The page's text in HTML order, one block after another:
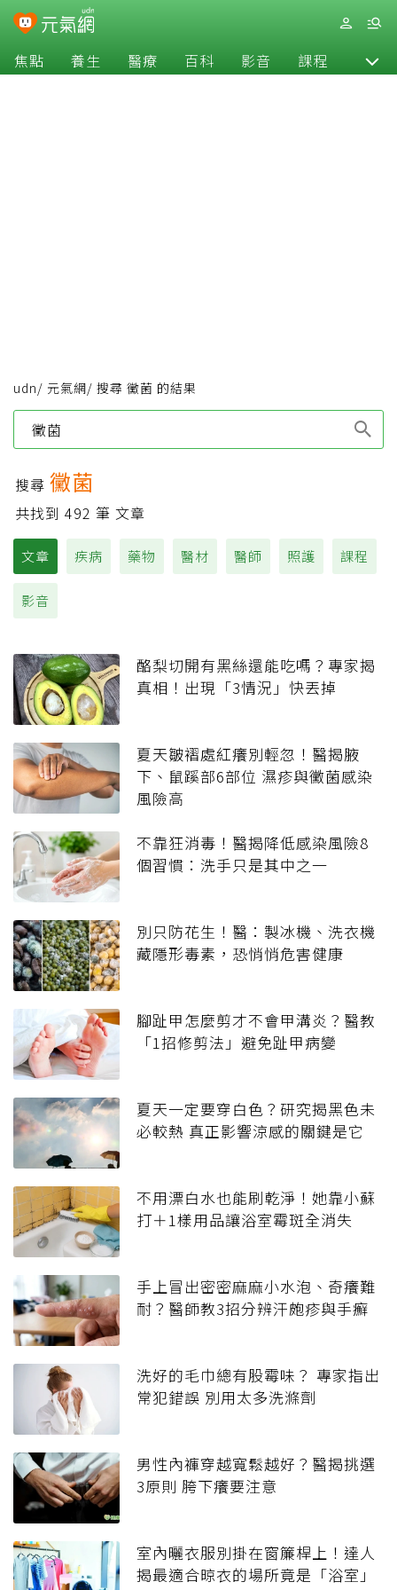
焦點 養生 醫療 百科 影音 課程 退休
udn/ 元氣網/ 搜尋 黴菌 的結果
搜尋黴菌
共找到492 筆 文章
文章 疾病 藥物 醫材 醫師 照護 課程
影音
酪梨切開有黑絲還能吃嗎？專家揭
真相！出現「3情況」快丟掉
夏天皺褶處紅癢別輕忽！醫揭腋
下、鼠蹊部6部位 濕疹與黴菌感染
風險高
不靠狂消毒！醫揭降低感染風險8
個習慣：洗手只是其中之一
別只防花生！醫：製冰機、洗衣機
藏隱形毒素，恐悄悄危害健康
腳趾甲怎麼剪才不會甲溝炎？醫教
「1招修剪法」避免趾甲病變
夏天一定要穿白色？研究揭黑色未
必較熱 真正影響涼感的關鍵是它
不用漂白水也能刷乾淨！她靠小蘇
打＋1樣用品讓浴室霉斑全消失
手上冒出密密麻麻小水泡、奇癢難
耐？醫師教3招分辨汗皰疹與手癬
洗好的毛巾總有股霉味？ 專家指出
常犯錯誤 別用太多洗滌劑
男性內褲穿越寬鬆越好？醫揭挑選
3原則 胯下癢要注意
室內曬衣服別掛在窗簾桿上！達人
揭最適合晾衣的場所竟是「浴室」